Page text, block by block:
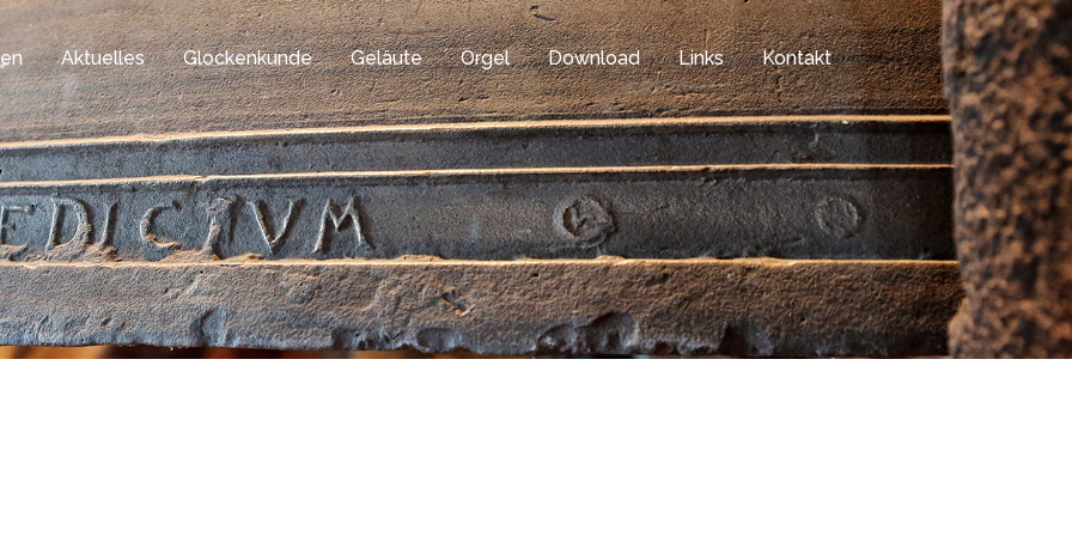
Aktuelles Glockenkunde Geläute Orgel Download Links Kontakt